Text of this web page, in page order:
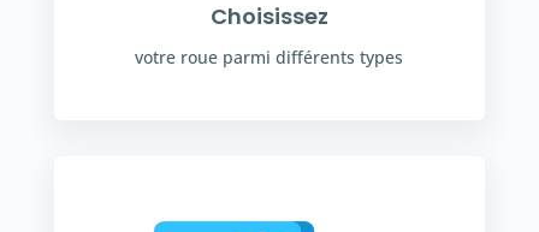
Choisissez
votre roue parmi différents types